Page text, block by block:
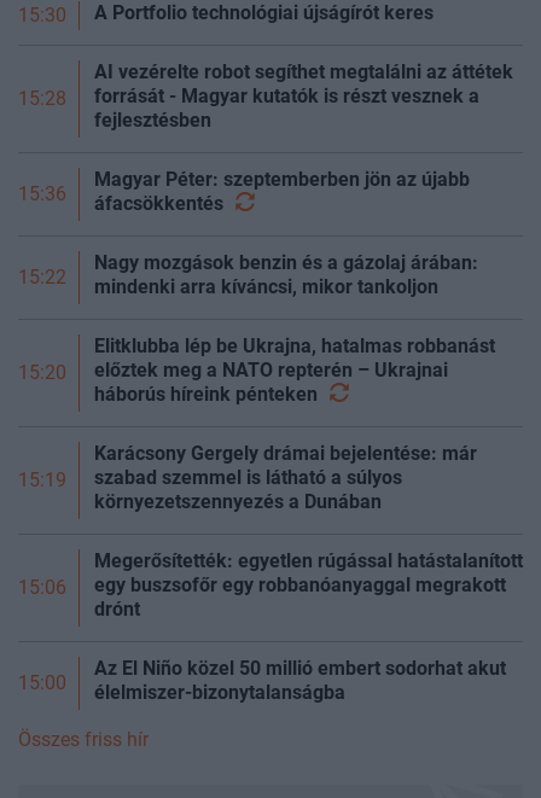
15:30 A Portfolio technológiai újságírót keres
15:28
AI vezérelte robot segíthet megtalálni az áttétek
forrását - Magyar kutatók is részt vesznek a
fejlesztésben
15:36
Magyar Péter: szeptemberben jön az újabb
áfacsökkentés
15:22
Nagy mozgások benzin és a gázolaj árában:
mindenki arra kíváncsi, mikor tankoljon
15:20
Elitklubba lép be Ukrajna, hatalmas robbanást
előztek meg a NATO repterén – Ukrajnai
háborús híreink pénteken
15:19
Karácsony Gergely drámai bejelentése: már
szabad szemmel is látható a súlyos
környezetszennyezés a Dunában
15:06
Megerősítették: egyetlen rúgással hatástalanított
egy buszsofőr egy robbanóanyaggal megrakott
drónt
15:00
Az El Niño közel 50 millió embert sodorhat akut
élelmiszer-bizonytalanságba
Összes friss hír